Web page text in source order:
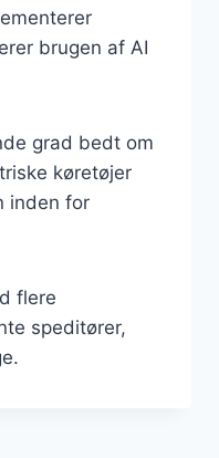
brugen af AI
grad bedt om
køretøjer
inden for
flere
speditører,